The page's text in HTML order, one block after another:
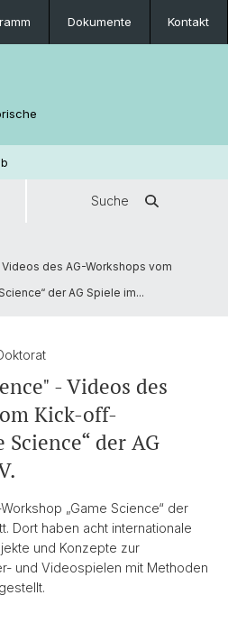
Dokumente Kontakt
Suche
des AG-Workshops vom
der AG Spiele im...
- Videos des
Kick-off-
Science“ der AG
„Game Science“ der
Dort haben acht internationale
und Konzepte zur
und Videospielen mit Methoden